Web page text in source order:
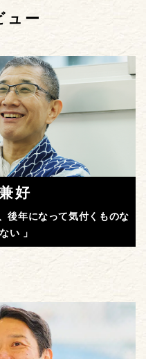
ュー
好
後年になって気付くものな
い 」